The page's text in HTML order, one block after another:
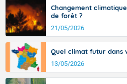
degrés sur le pourtour
Rhône. L'après-midi, le mercure
fait 25 à 30 degrés sur la
littoral de la Manche, et
moitié sud, jusqu'à localement
du bassin méditerranéen.
Changement
de forêt ?
21/05/2026
Quel climat futur dans
13/05/2026